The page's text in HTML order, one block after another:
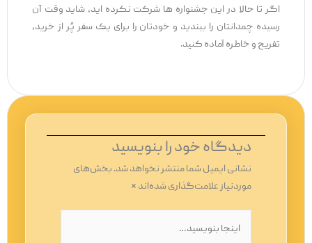
اگر تا حالا در این جشنواره‌ ها شرکت نکرده ‌اید، شاید وقت آن
رسیده چمدانتان را ببندید و خودتان را برای یک سفر پُر از خرید،
تفریح و خاطره آماده کنید.
دیدگاه‌ خود را بنویسید
نشانی ایمیل شما منتشر نخواهد شد.بخش‌های
موردنیاز علامت‌گذاری شده‌اند*
بنویسید…